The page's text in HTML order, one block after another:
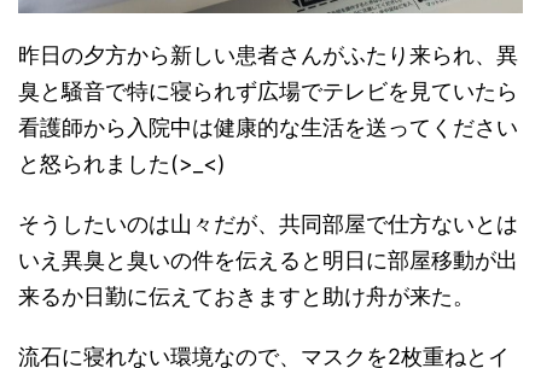
昨日の夕方から新しい患者さんがふたり来られ、異
臭と騒音で特に寝られず広場でテレビを見ていたら
看護師から入院中は健康的な生活を送ってください
と怒られました(>_<)
そうしたいのは山々だが、共同部屋で仕方ないとは
いえ異臭と臭いの件を伝えると明日に部屋移動が出
来るか日勤に伝えておきますと助け舟が来た。
流石に寝れない環境なので、マスクを2枚重ねとイ